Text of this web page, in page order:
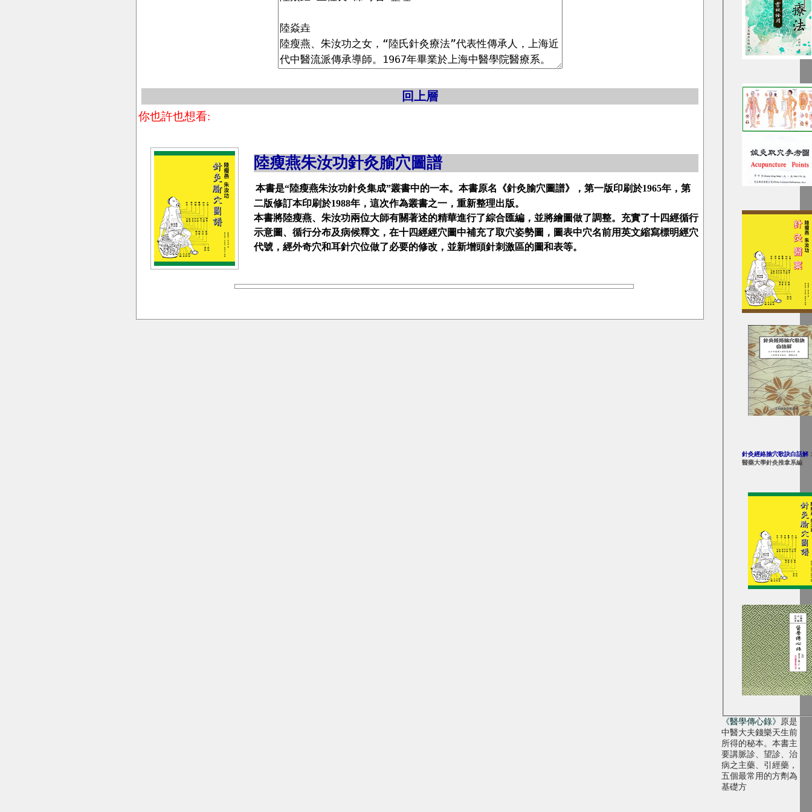
針灸經絡腧穴歌訣白話解
醫藥大學針灸推拿系編
《醫學傳心錄》
原是
中醫大夫錢樂天生前
所得的秘本。本書主
要講脈診、望診、治
病之主藥、引經藥，
五個最常用的方劑為
基礎方
回上層
你也許也想看:
陸瘦燕朱汝功針灸腧穴圖譜
本書是“陸瘦燕朱汝功針灸集成”叢書中的一本。本書原名《針灸腧穴圖譜》，第一版印刷於1965年，第
二版修訂本印刷於1988年，這次作為叢書之一，重新整理出版。
本書將陸瘦燕、朱汝功兩位大師有關著述的精華進行了綜合匯編，並將繪圖做了調整。充實了十四經循行
示意圖、循行分布及病候釋文，在十四經經穴圖中補充了取穴姿勢圖，圖表中穴名前用英文縮寫標明經穴
代號，經外奇穴和耳針穴位做了必要的修改，並新增頭針刺激區的圖和表等。